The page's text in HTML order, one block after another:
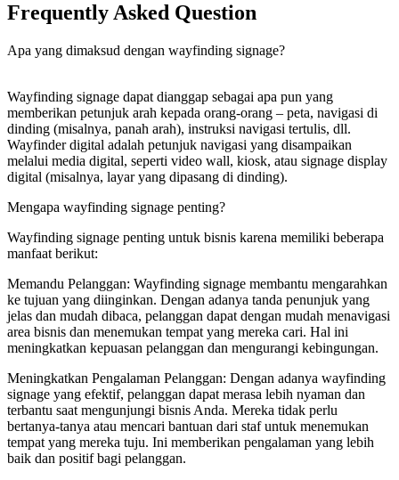
Frequently Asked Question
Apa yang dimaksud dengan wayfinding signage?
Wayfinding signage dapat dianggap sebagai apa pun yang
memberikan petunjuk arah kepada orang-orang – peta, navigasi di
dinding (misalnya, panah arah), instruksi navigasi tertulis, dll.
Wayfinder digital adalah petunjuk navigasi yang disampaikan
melalui media digital, seperti video wall, kiosk, atau signage display
digital (misalnya, layar yang dipasang di dinding).
Mengapa wayfinding signage penting?
Wayfinding signage penting untuk bisnis karena memiliki beberapa
manfaat berikut:
Memandu Pelanggan: Wayfinding signage membantu mengarahkan
ke tujuan yang diinginkan. Dengan adanya tanda penunjuk yang
jelas dan mudah dibaca, pelanggan dapat dengan mudah menavigasi
area bisnis dan menemukan tempat yang mereka cari. Hal ini
meningkatkan kepuasan pelanggan dan mengurangi kebingungan.
Meningkatkan Pengalaman Pelanggan: Dengan adanya wayfinding
signage yang efektif, pelanggan dapat merasa lebih nyaman dan
terbantu saat mengunjungi bisnis Anda. Mereka tidak perlu
bertanya-tanya atau mencari bantuan dari staf untuk menemukan
tempat yang mereka tuju. Ini memberikan pengalaman yang lebih
baik dan positif bagi pelanggan.